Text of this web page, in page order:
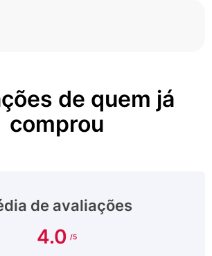
de quem já
comprou
de avaliações
4.0